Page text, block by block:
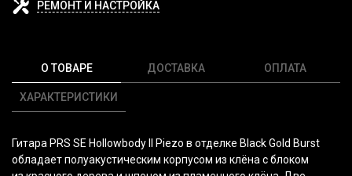
РЕМОНТ И НАСТРОЙКА
О ТОВАРЕ
ХАРАКТЕРИСТИКИ
ДОСТАВКА ОПЛАТА
Гитара PRS SE Hollowbody II Piezo в отделке Black Gold Burst
обладает полуакустическим корпусом из клёна с блоком